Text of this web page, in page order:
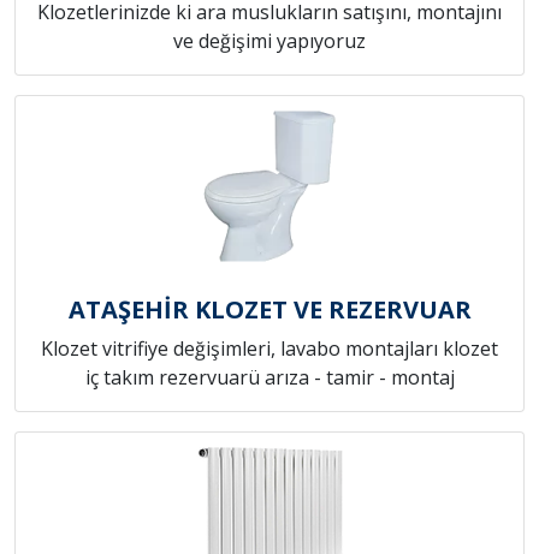
Klozetlerinizde ki ara muslukların satışını, montajını
ve değişimi yapıyoruz
ATAŞEHİR KLOZET VE REZERVUAR
Klozet vitrifiye değişimleri, lavabo montajları klozet
iç takım rezervuarü arıza - tamir - montaj